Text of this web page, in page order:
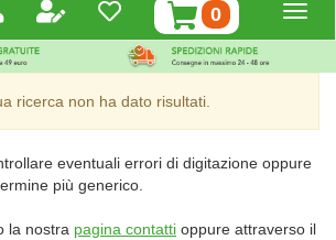
0prodotti
inseriti
ricerca non ha dato risultati.
eventuali errori di digitazione oppure
più generico.
la nostra pagina contatti oppure attraverso il